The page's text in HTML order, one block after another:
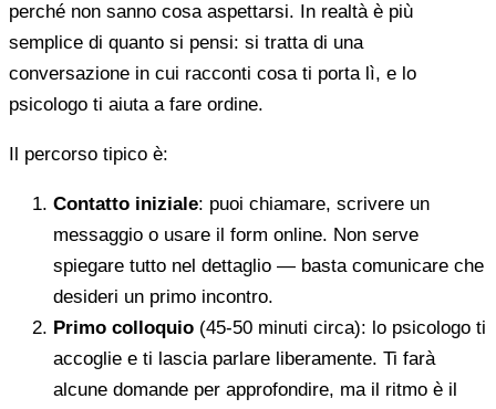
perché non sanno cosa aspettarsi. In realtà è più
semplice di quanto si pensi: si tratta di una
conversazione in cui racconti cosa ti porta lì, e lo
psicologo ti aiuta a fare ordine.
Il percorso tipico è:
Contatto iniziale: puoi chiamare, scrivere un
messaggio o usare il form online. Non serve
spiegare tutto nel dettaglio — basta comunicare che
desideri un primo incontro.
Primo colloquio (45-50 minuti circa): lo psicologo ti
accoglie e ti lascia parlare liberamente. Ti farà
alcune domande per approfondire, ma il ritmo è il